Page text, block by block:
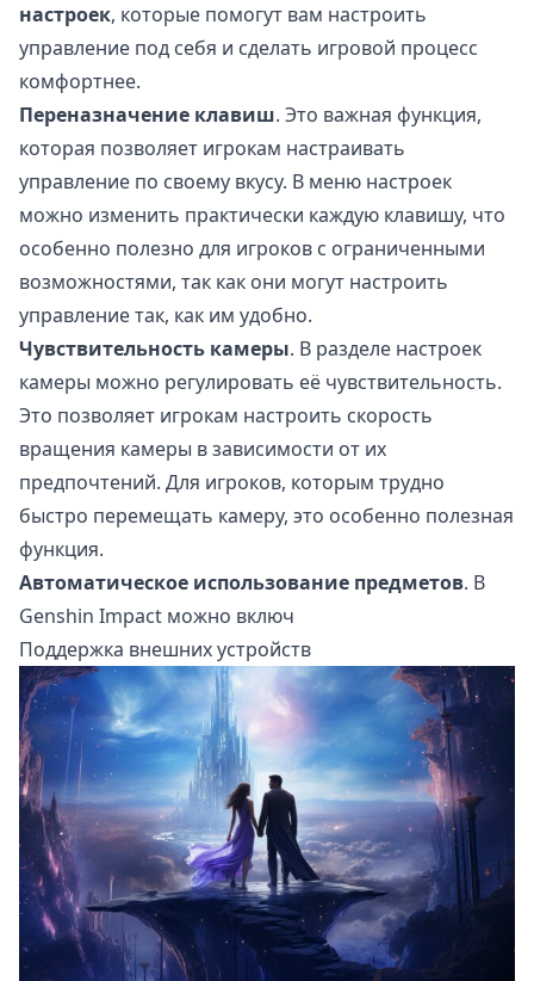
настроек, которые помогут вам настроить
управление под себя и сделать игровой процесс
комфортнее.
Переназначение клавиш. Это важная функция,
которая позволяет игрокам настраивать
управление по своему вкусу. В меню настроек
можно изменить практически каждую клавишу, что
особенно полезно для игроков с ограниченными
возможностями, так как они могут настроить
управление так, как им удобно.
Чувствительность камеры. В разделе настроек
камеры можно регулировать её чувствительность.
Это позволяет игрокам настроить скорость
вращения камеры в зависимости от их
предпочтений. Для игроков, которым трудно
быстро перемещать камеру, это особенно полезная
функция.
Автоматическое использование предметов. В
Genshin Impact можно включ
Поддержка внешних устройств